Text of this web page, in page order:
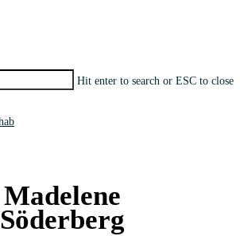
Hit enter to search or ESC to close
Madelene
Söderberg